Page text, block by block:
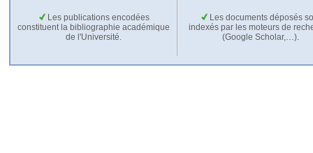
Les publications encodées
constituent la bibliographie académique
de l'Université.
Les documents déposés
indexés par les moteurs de
(Google Scholar,…).